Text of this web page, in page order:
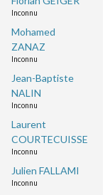
Inconnu
Mohamed
ZANAZ
Inconnu
Jean-Baptiste
NALIN
Inconnu
Laurent
COURTECUISSE
Inconnu
Julien FALLAMI
Inconnu